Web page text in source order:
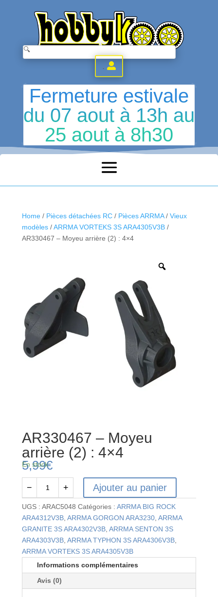
.
Fermeture estivale
du 07 aout à 13h au
25 aout à 8h30
Home/ Pièces détachées RC/ Pièces ARRMA/ Vieux
modèles/ARRMA VORTEKS 3S ARA4305V3B/
AR330467 – Moyeu arrière (2) : 4×4
AR330467 – Moyeu
arrière (2) : 4×4
5,99€
En stock
quantité
de
AR330467
-
Moyeu
arrière
(2)
− + Ajouter au panier
UGS : ARAC5048 Catégories : ARRMA BIG ROCK
ARA4312V3B, ARRMA GORGON ARA3230, ARRMA
GRANITE 3S ARA4302V3B, ARRMA SENTON 3S
ARA4303V3B, ARRMA TYPHON 3S ARA4306V3B,
ARRMA VORTEKS 3S ARA4305V3B
Informations complémentaires
Avis (0)